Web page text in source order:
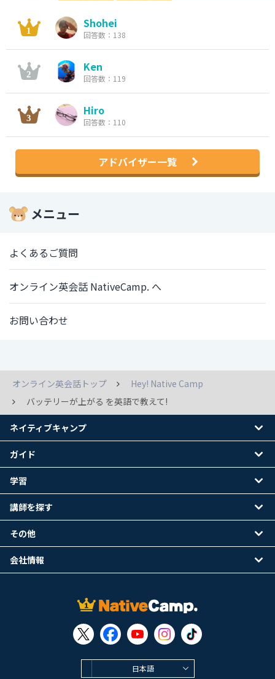
Shohei
回答数：138
Ken
回答数：119
Hiro
回答数：110
アドバイザー一覧
メニュー
よくあるご質問
オンライン英会話 NativeCamp. へ
お問い合わせ
オンライン英会話トップ
Hey! Native Camp
バッテリーが上がる を英語で教えて!
日本語
ネイティブキャンプ
ガイド
学習
講師を探す
その他
会社情報